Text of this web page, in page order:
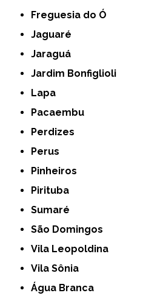
Freguesia do Ó
Jaguaré
Jaraguá
Jardim Bonfiglioli
Lapa
Pacaembu
Perdizes
Perus
Pinheiros
Pirituba
Sumaré
São Domingos
Vila Leopoldina
Vila Sônia
Água Branca